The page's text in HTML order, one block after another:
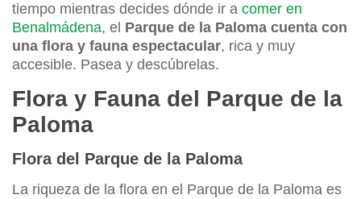
tiempo mientras decides dónde ir a comer en
Benalmádena, el Parque de la Paloma cuenta con
una flora y fauna espectacular, rica y muy
accesible. Pasea y descúbrelas.
Flora y Fauna del Parque de la
Paloma
Flora del Parque de la Paloma
La riqueza de la flora en el Parque de la Paloma es